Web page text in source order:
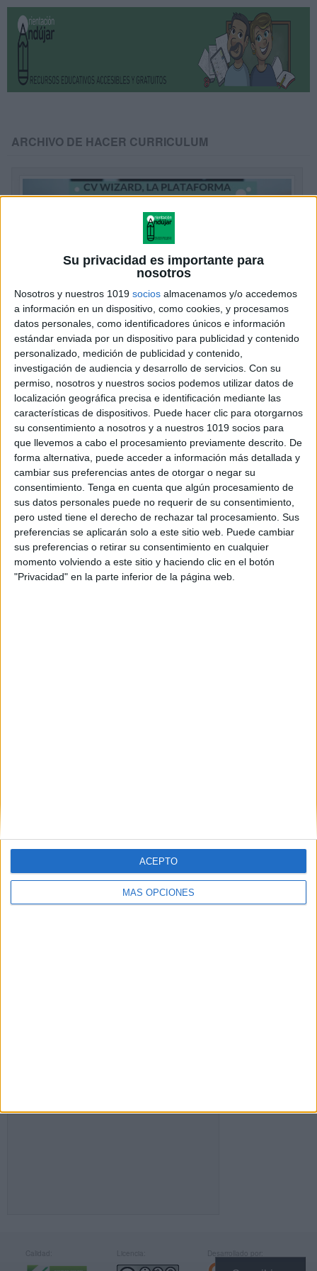
Su privacidad es importante para
nosotros
Nosotros y nuestros 1019 socios almacenamos y/o accedemos
a información en un dispositivo, como cookies, y procesamos
datos personales, como identificadores únicos e información
estándar enviada por un dispositivo para publicidad y contenido
personalizado, medición de publicidad y contenido,
investigación de audiencia y desarrollo de servicios. Con su
permiso, nosotros y nuestros socios podemos utilizar datos de
localización geográfica precisa e identificación mediante las
características de dispositivos. Puede hacer clic para otorgarnos
su consentimiento a nosotros y a nuestros 1019 socios para
que llevemos a cabo el procesamiento previamente descrito. De
forma alternativa, puede acceder a información más detallada y
cambiar sus preferencias antes de otorgar o negar su
consentimiento. Tenga en cuenta que algún procesamiento de
sus datos personales puede no requerir de su consentimiento,
pero usted tiene el derecho de rechazar tal procesamiento. Sus
preferencias se aplicarán solo a este sitio web. Puede cambiar
sus preferencias o retirar su consentimiento en cualquier
momento volviendo a este sitio y haciendo clic en el botón
"Privacidad" en la parte inferior de la página web.
MÁS OPCIONES
ACEPTO
ARCHIVO DE HACER CURRICULUM
Cómo crear un currículum desde cero:
paso a paso
Publicado el 24 enero, 2021
Cómo crear un currículum desde cero: paso a paso Si
quieres encontrar trabajo deberás crear un currículum
para enviar a las ofertas de empleo y de forma
espontánea a empresas. […]
SEGUIR LEYENDO
Suscribir